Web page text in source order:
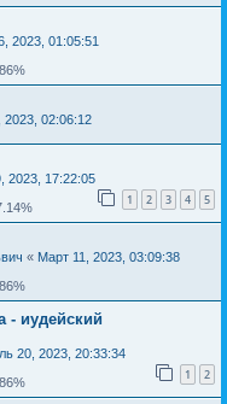
2023, 01:05:51
02:06:12
2023, 17:22:05
1 2 3 4 5
« Март 11, 2023, 03:09:38
- иудейский
20, 2023, 20:33:34
1 2